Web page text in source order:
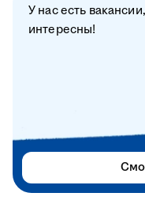
У нас есть
интересны!